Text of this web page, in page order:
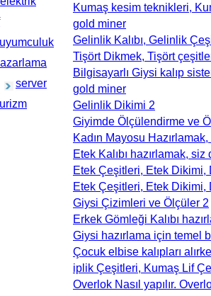
server
Kumaş kesim teknikleri,
gold miner
Gelinlik Kalıbı, Gelinlik
Tişört Dikmek, Tişört
Bilgisayarlı Giysi kalıp
gold miner
Gelinlik Dikimi 2
Giyimde Ölçülendirme ve
Kadın Mayosu
Etek Kalıbı hazırlamak,
Etek Çeşitleri, Etek Dikimi,
Etek Çeşitleri, Etek Dikimi,
Giysi Çizimleri ve Ölçüler 2
Erkek Gömleği Kalıbı
Giysi hazırlama için temel
Çocuk elbise kalıpları
iplik Çeşitleri, Kumaş Lif
Overlok Nasıl yapılır.